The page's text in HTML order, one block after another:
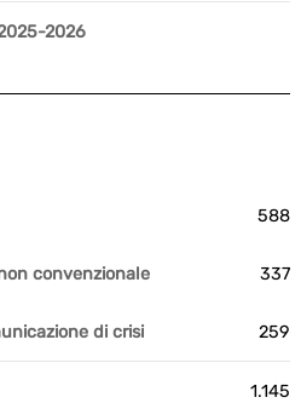
2026
588
convenzionale 337
di crisi 259
1.145